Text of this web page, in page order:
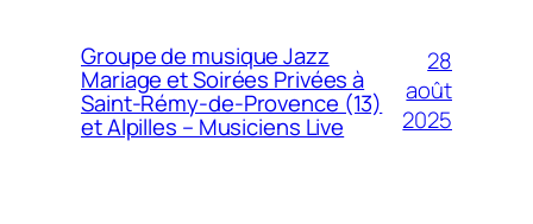
Groupe de musique Jazz
Mariage et Soirées Privées à
Saint-Rémy-de-Provence (13)
et Alpilles – Musiciens Live
28
août
2025